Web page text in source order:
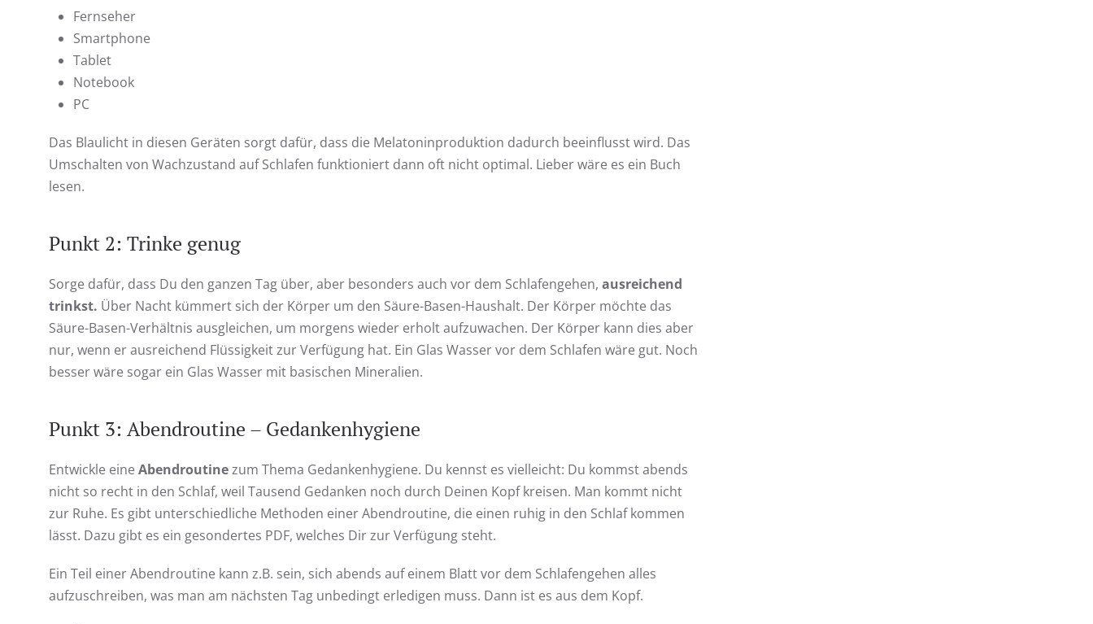
Fernseher
Smartphone
Tablet
Notebook
PC
Das Blaulicht in diesen Geräten sorgt dafür, dass die Melatoninproduktion dadurch beeinflusst wird. Das
Umschalten von Wachzustand auf Schlafen funktioniert dann oft nicht optimal. Lieber wäre es ein Buch
lesen.
Punkt 2: Trinke genug
Sorge dafür, dass Du den ganzen Tag über, aber besonders auch vor dem Schlafengehen, ausreichend
trinkst. Über Nacht kümmert sich der Körper um den Säure-Basen-Haushalt. Der Körper möchte das
Säure-Basen-Verhältnis ausgleichen, um morgens wieder erholt aufzuwachen. Der Körper kann dies aber
nur, wenn er ausreichend Flüssigkeit zur Verfügung hat. Ein Glas Wasser vor dem Schlafen wäre gut. Noch
besser wäre sogar ein Glas Wasser mit basischen Mineralien.
Punkt 3: Abendroutine – Gedankenhygiene
Entwickle eine Abendroutinezum Thema Gedankenhygiene. Du kennst es vielleicht: Du kommst abends
nicht so recht in den Schlaf, weil Tausend Gedanken noch durch Deinen Kopf kreisen. Man kommt nicht
zur Ruhe. Es gibt unterschiedliche Methoden einer Abendroutine, die einen ruhig in den Schlaf kommen
lässt. Dazu gibt es ein gesondertes PDF, welches Dir zur Verfügung steht.
Ein Teil einer Abendroutine kann z.B. sein, sich abends auf einem Blatt vor dem Schlafengehen alles
aufzuschreiben, was man am nächsten Tag unbedingt erledigen muss. Dann ist es aus dem Kopf.